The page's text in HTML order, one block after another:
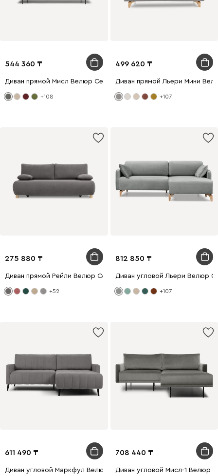
544 360
Диван прямой Мисл Велюр Серый
+108
499 620
Диван прямой Льери Мини
+107
275 880
Диван прямой Рейли Велюр Серый
+52
812 850
Диван угловой Льери Велюр
+107
611 490
Диван угловой Маркфул Велюр Серый
708 440
Диван угловой Мисл-1 Велюр